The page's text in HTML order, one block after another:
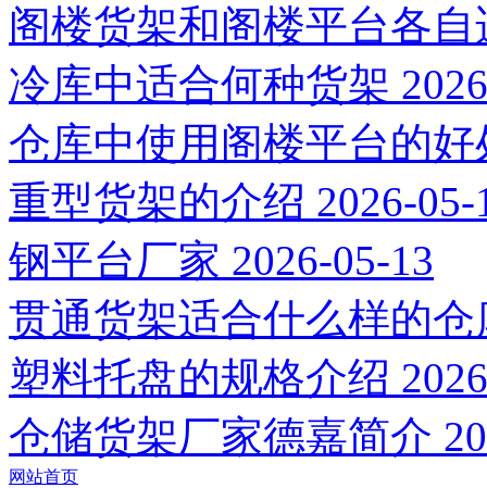
阁楼货架和阁楼平台各
冷库中适合何种货架
仓库中使用阁楼平台的好
重型货架的介绍 2026-05-
钢平台厂家 2026-05-13
贯通货架适合什么样的仓
塑料托盘的规格介绍
仓储货架厂家德嘉简介
网站首页